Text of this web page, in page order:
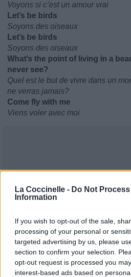
La Coccinelle - Do Not
Information
If you wish to opt-out of the sale,
processing of your personal or
targeted advertising by us, please
section to confirm your selection.
opt-out request is processed you
interest-based ads based on
Voyons si c’est un amour vrai
Let’s be birds
Soyons des oiseaux
Let’s be birds
Soyons des oiseaux
What’s the point of living in a
never see?
Quel est le but de vivre dans un
ne verras jamais?
Come fly with me
Viens voler avec moi